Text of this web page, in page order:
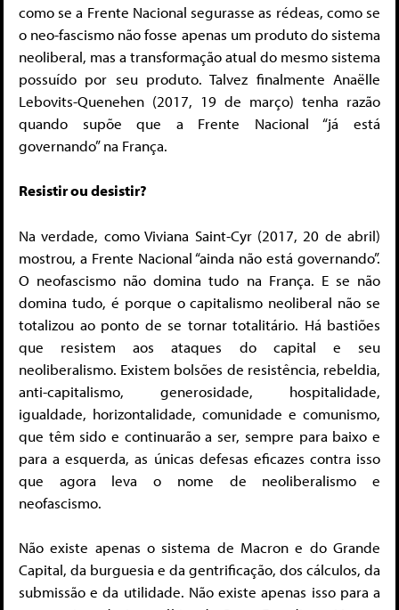
como se a Frente Nacional segurasse as rédeas, como se
o neo-fascismo não fosse apenas um produto do sistema
neoliberal, mas a transformação atual do mesmo sistema
possuído por seu produto. Talvez finalmente Anaëlle
Lebovits-Quenehen (2017, 19 de março) tenha razão
quando supõe que a Frente Nacional “já está
governando” na França.
Resistir ou desistir?
Na verdade, como Viviana Saint-Cyr (2017, 20 de abril)
mostrou, a Frente Nacional “ainda não está governando”.
O neofascismo não domina tudo na França. E se não
domina tudo, é porque o capitalismo neoliberal não se
totalizou ao ponto de se tornar totalitário. Há bastiões
que resistem aos ataques do capital e seu
neoliberalismo. Existem bolsões de resistência, rebeldia,
anti-capitalismo, generosidade, hospitalidade,
igualdade, horizontalidade, comunidade e comunismo,
que têm sido e continuarão a ser, sempre para baixo e
para a esquerda, as únicas defesas eficazes contra isso
que agora leva o nome de neoliberalismo e
neofascismo.
Não existe apenas o sistema de Macron e do Grande
Capital, da burguesia e da gentrificação, dos cálculos, da
submissão e da utilidade. Não existe apenas isso para a